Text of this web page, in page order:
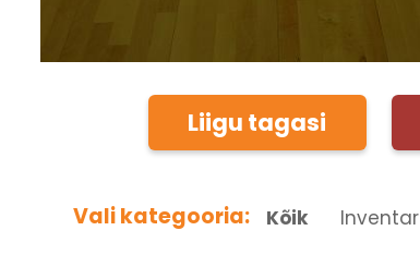
Liigu tagasi
Vali kategooria: Kõik Inventar